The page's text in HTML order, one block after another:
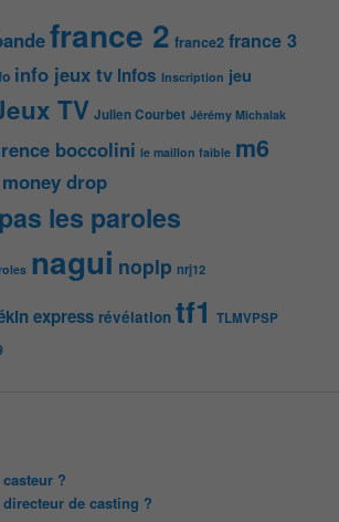
france 2 france2 france 3
info jeux tv Infos Inscription jeu
TV Julien Courbet Jérémy Michalak
boccolini le maillon faible m6
money drop
les paroles
nagui noplp nrj12
express révélation tf1 TLMVPSP
?
de casting ?